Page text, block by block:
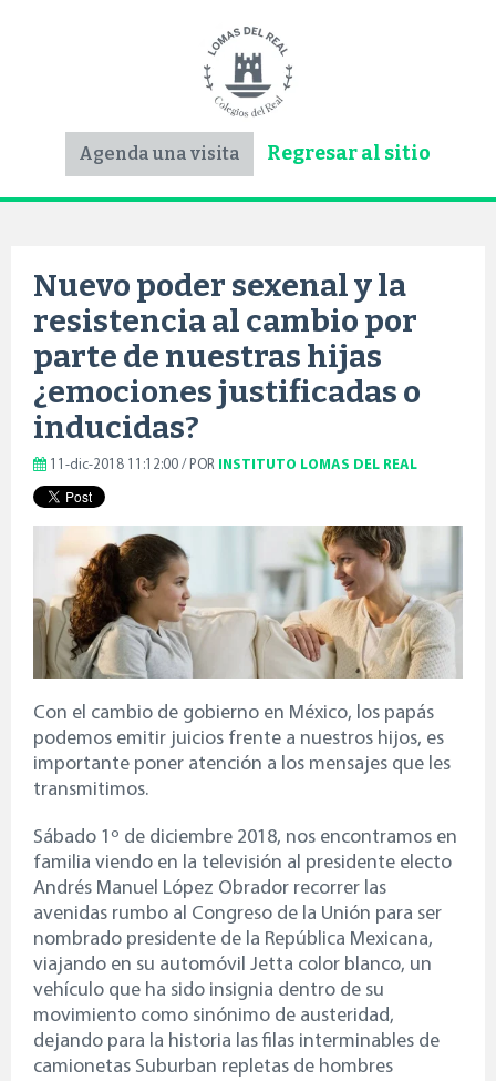
Agenda una visita Regresar al sitio
Nuevo poder sexenal y la
resistencia al cambio por
parte de nuestras hijas
¿emociones justificadas o
inducidas?
11-dic-2018 11:12:00 / POR INSTITUTO LOMAS DEL REAL
Con el cambio de gobierno en México, los papás
podemos emitir juicios frente a nuestros hijos, es
importante poner atención a los mensajes que les
transmitimos.
Sábado 1º de diciembre 2018, nos encontramos en
familia viendo en la televisión al presidente electo
Andrés Manuel López Obrador recorrer las
avenidas rumbo al Congreso de la Unión para ser
nombrado presidente de la República Mexicana,
viajando en su automóvil Jetta color blanco, un
vehículo que ha sido insignia dentro de su
movimiento como sinónimo de austeridad,
dejando para la historia las filas interminables de
camionetas Suburban repletas de hombres